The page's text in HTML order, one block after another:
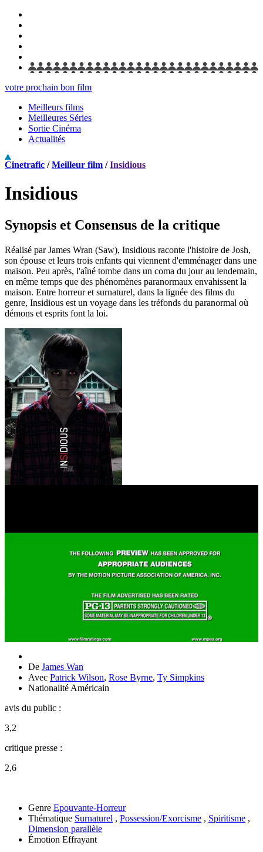
votre prochain bon film
Meilleurs films
Meilleures Séries
Sortie Cinéma
Actualités
Cinetrafic /Meilleur film /Insidious
Insidious
Synopsis et Consensus de la critique
Réalisé par James Wran (Saw), Insidious raconte l'histoire de Josh,
son épouse et leurs trois enfants qui viennent d'emménager dans une
maison. Peu après, l'aîné tombe dans un coma du jour au lendemain,
en même temps que des phénomènes paranormaux envahissent la
maison. Entre horreur et surnaturel, dans la lignée des films du
genre, Insidious est un voyage dans les tréfonds du paranormal où
démons et esprits font la loi.
De James Wan
Avec Patrick Wilson, Rose Byrne, Ty Simpkins
Nationalité Américain
avis du public :
3,2
critique presse :
2,6
Genre Epouvante-Horreur
Thématique Surnaturel , Possession/Exorcisme , Spiritisme ,
Dimension parallèle
Émotion Effrayant